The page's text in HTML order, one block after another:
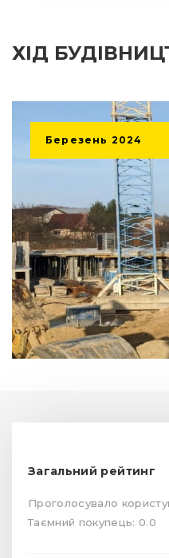
ХІД
Березень 2024
Загальний рейтинг
Проголосувало
Таємний покупець: 0.0